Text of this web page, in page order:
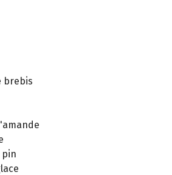
brebis
pin